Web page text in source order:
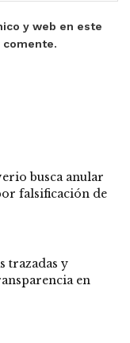
y web en este
comente.
busca anular
falsificación de
trazadas y
en